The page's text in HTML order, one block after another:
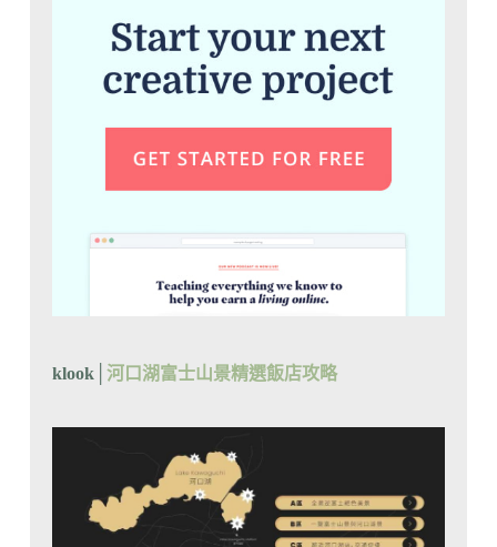
klook│ 河口湖富士山景精選飯店攻略